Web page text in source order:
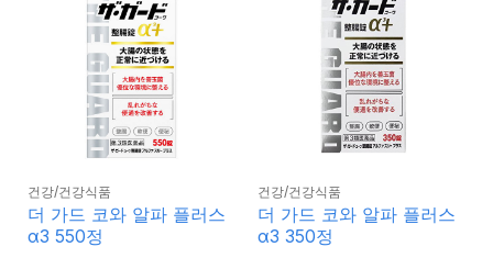
건강/건강식품
더 가드 코와 알파 플러스
α3 550정
건강/건강식품
더 가드 코와 알파 플러스
α3 350정